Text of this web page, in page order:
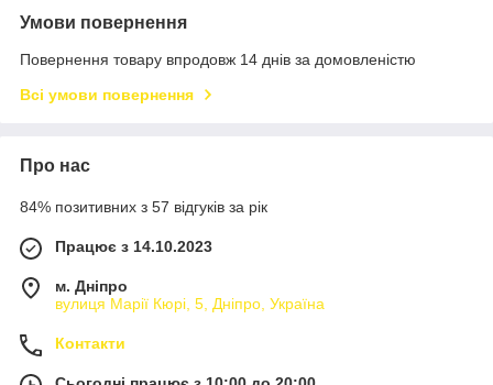
Умови повернення
Повернення товару впродовж 14 днів за домовленістю
Всі умови повернення
Про нас
84% позитивних з 57 відгуків за рік
Працює з 14.10.2023
м. Дніпро
вулиця Марії Кюрі, 5, Дніпро, Україна
Контакти